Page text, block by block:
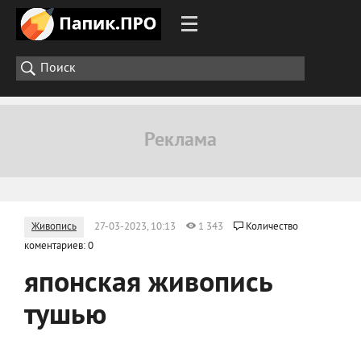
Живопись 27-03-2023, 10:13 1 343
Количество
коментариев: 0
японская живопись
тушью